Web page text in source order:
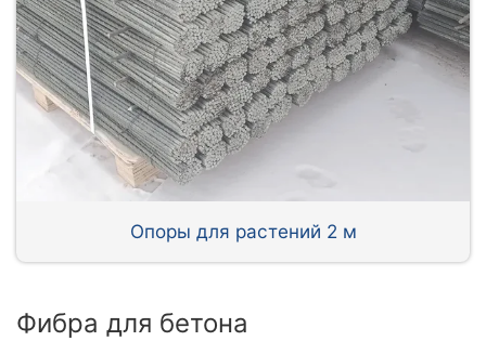
Опоры для растений 2 м
Фибра для бетона